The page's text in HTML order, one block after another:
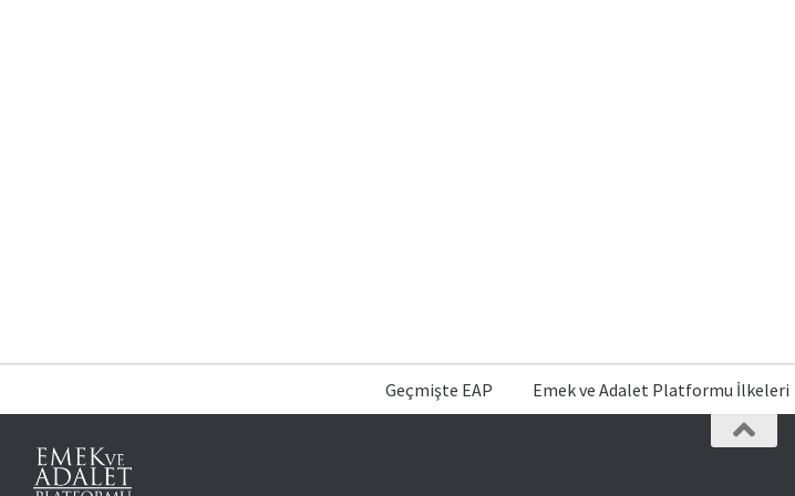
Geçmişte EAP Emek ve Adalet Platformu İlkeleri